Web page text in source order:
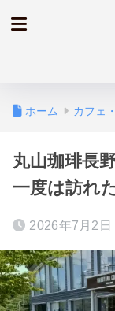
ホーム カフェ
丸山珈琲長
一度は訪れ
2026年7月2日